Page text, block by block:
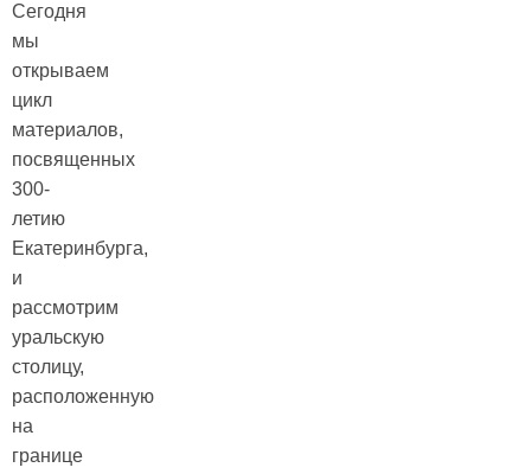
Сегодня
мы
открываем
цикл
материалов,
посвященных
300-
летию
Екатеринбурга,
и
рассмотрим
уральскую
столицу,
расположенную
на
границе